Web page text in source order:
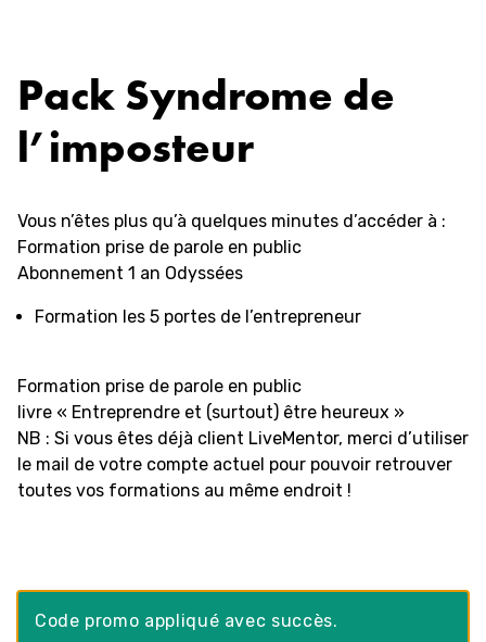
Pack Syndrome de
l’imposteur
Vous n’êtes plus qu’à quelques minutes d’accéder à :
Formation prise de parole en public
Abonnement 1 an Odyssées
Formation les 5 portes de l’entrepreneur
Formation prise de parole en public
livre « Entreprendre et (surtout) être heureux »
NB : Si vous êtes déjà client LiveMentor, merci d’utiliser
le mail de votre compte actuel pour pouvoir retrouver
toutes vos formations au même endroit !
Code promo appliqué avec succès.